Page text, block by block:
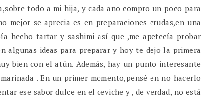
todo a mi hija, y cada año compro un poco para
mejor se aprecia es en preparaciones crudas,en una
hecho tartar y sashimi así que ,me apetecía probar
algunas ideas para preparar y hoy te dejo la primera
bien con el atún. Además, hay un punto interesante
. En un primer momento,pensé en no hacerlo
ese sabor dulce en el ceviche y , de verdad, no está